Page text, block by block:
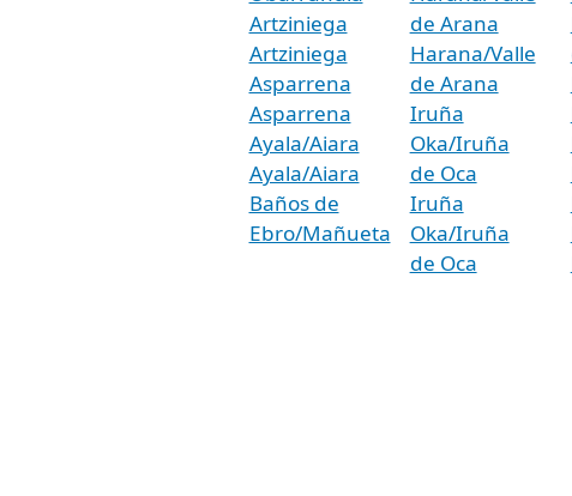
Artziniega
Artziniega
Asparrena
Asparrena
Ayala/Aiara
Ayala/Aiara
Baños de
Ebro/Mañueta
de Arana
Harana/Valle
de Arana
Iruña
Oka/Iruña
de Oca
Iruña
Oka/Iruña
de Oca